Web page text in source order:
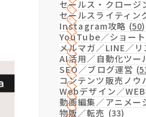
セールス・クロージ
セールスライティン
Instagram攻略 (50)
YouTube／ショー
メルマガ／LINE／
AI活用／自動化ツー
SEO／ブログ運営 (
コンテンツ販売ノウ
Webデザイン／
動画編集／アニメー
物販／転売 (33)